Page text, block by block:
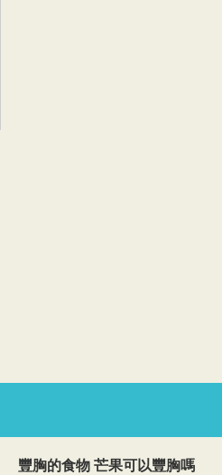
豐胸的食物 芒果可以豐胸嗎